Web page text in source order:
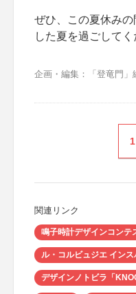
ぜひ、この夏休み
した夏を過ごしてく
企画・編集：「登竜門」
1
関連リンク
鳴子時計デザインコンテ
ル・コルビュジエ イン
デザインノトビラ「